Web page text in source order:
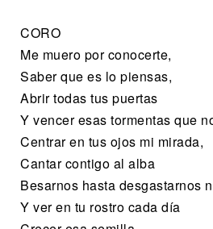
CORO
Me muero por conocerte,
Saber que es lo piensas,
Abrir todas tus puertas
Y vencer esas tormentas que
Centrar en tus ojos mi mirada,
Cantar contigo al alba
Besarnos hasta desgastarnos
Y ver en tu rostro cada día